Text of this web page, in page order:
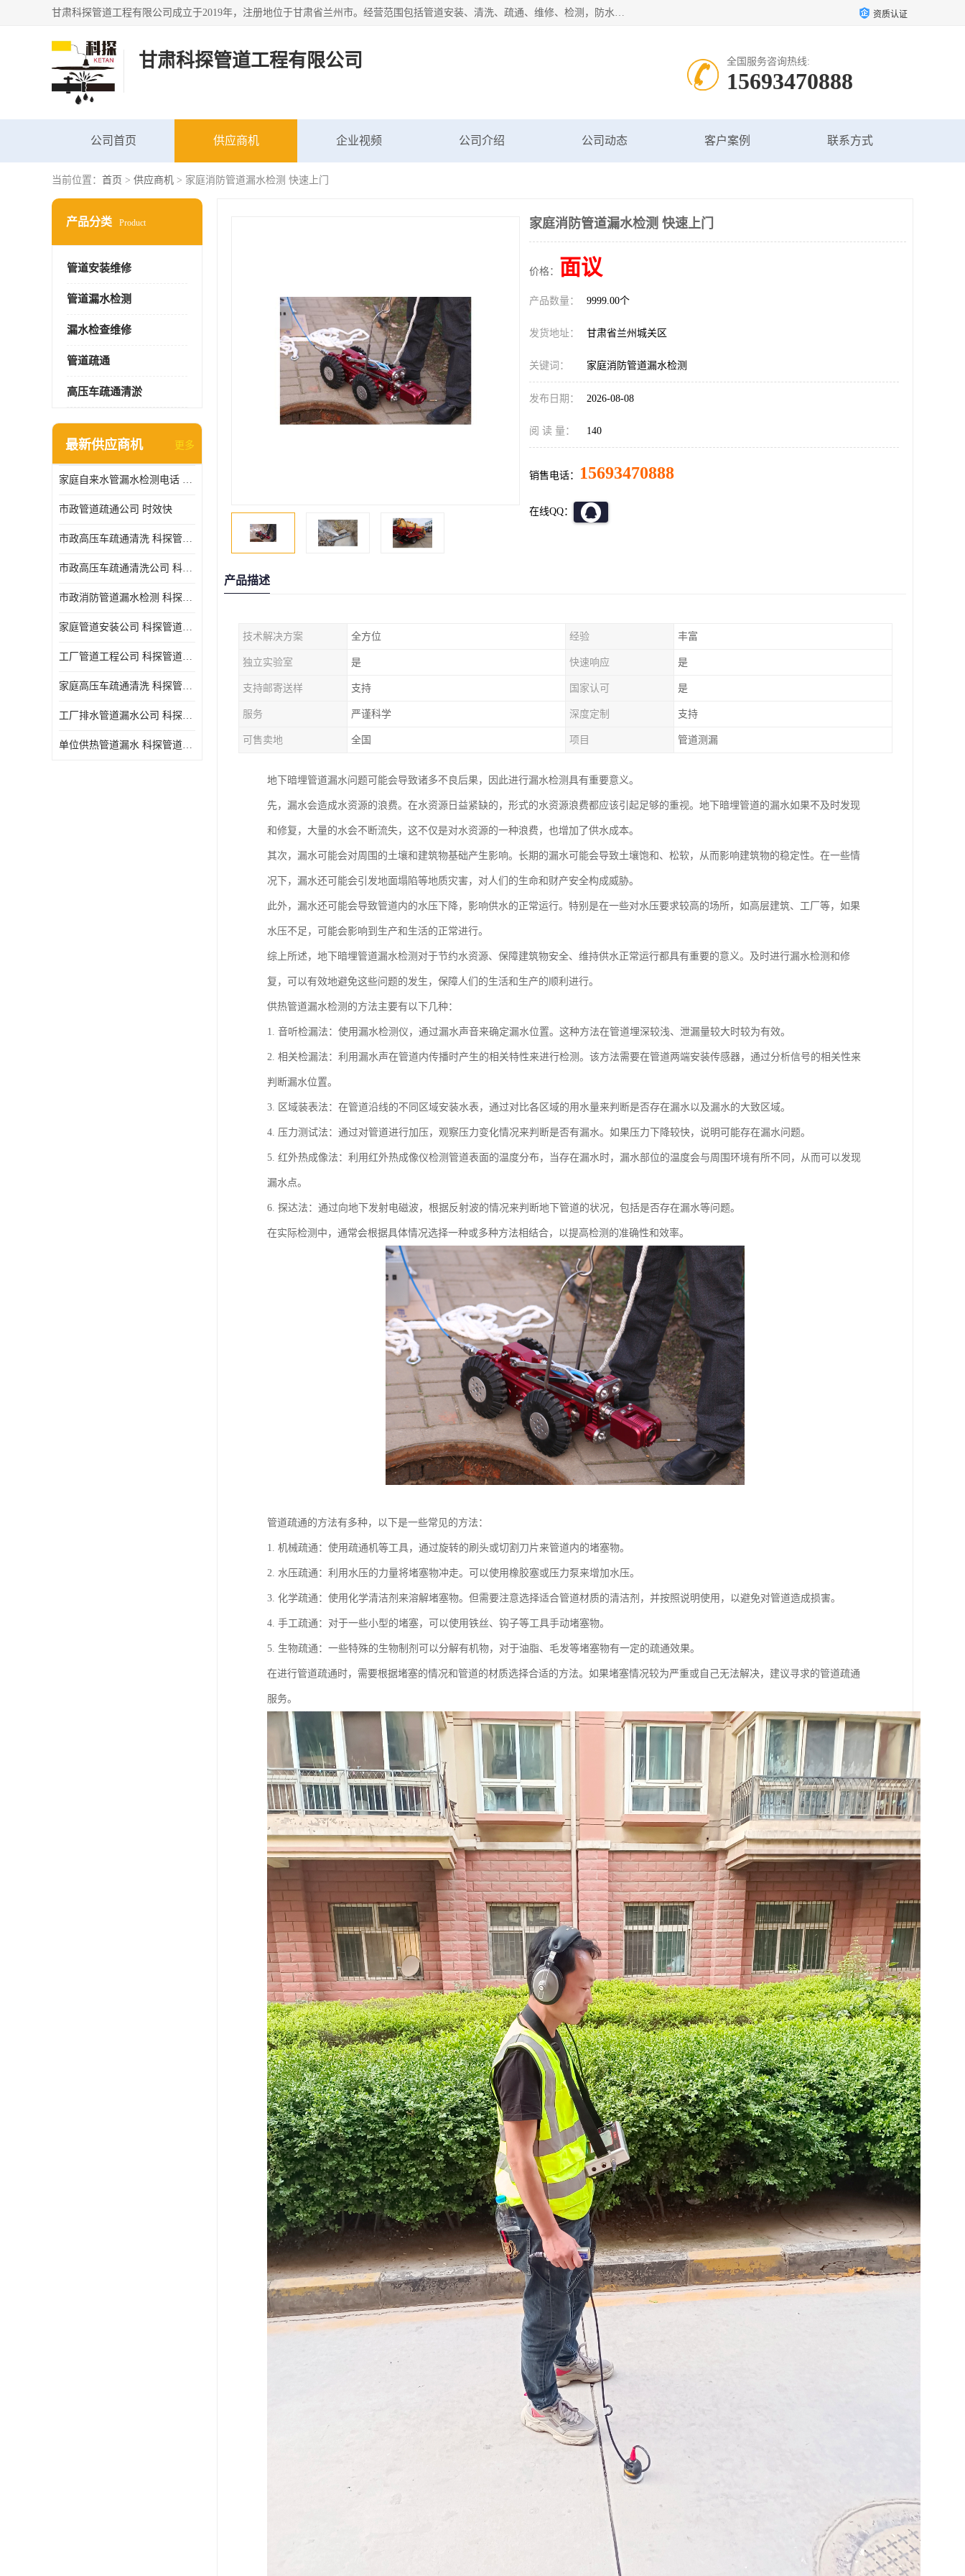
甘肃科探管道工程有限公司成立于2019年，注册地位于甘肃省兰州市。经营范围包括管道安装、清洗、疏通、维修、检测，防水工程，工程钻孔，化粪池清理，暖气安装，给排水管道安装维修，室内外管道如消防、供水、供热管道漏水检测定位，室内外防水堵漏等。 资质认证
甘肃科探管道工程有限公司 全国服务咨询热线:
15693470888
公司首页 供应商机 企业视频 公司介绍 公司动态 客户案例 联系方式
当前位置： 首页 > 供应商机 > 家庭消防管道漏水检测 快速上门
产品分类 Product
管道安装维修
管道漏水检测
漏水检查维修
管道疏通
高压车疏通清淤
最新供应商机 更多
家庭自来水管漏水检测电话 服务周到
市政管道疏通公司 时效快
市政高压车疏通清洗 科探管道工程 设备齐
市政高压车疏通清洗公司 科探管道工程 经验丰富
市政消防管道漏水检测 科探管道工程 快速上门
家庭管道安装公司 科探管道工程 团队服务
工厂管道工程公司 科探管道工程 时效快
家庭高压车疏通清洗 科探管道工程 服务周到
工厂排水管道漏水公司 科探管道工程 快速上门
单位供热管道漏水 科探管道工程 设备齐
家庭消防管道漏水检测 快速上门
价格： 面议
产品数量： 9999.00个
发货地址： 甘肃省兰州城关区
关键词： 家庭消防管道漏水检测
发布日期： 2026-08-08
阅 读 量： 140
销售电话： 15693470888
在线QQ：
产品描述
技术解决方案 全方位 经验 丰富
独立实验室 是 快速响应 是
支持邮寄送样 支持 国家认可 是
服务 严谨科学 深度定制 支持
可售卖地 全国 项目 管道测漏
地下暗埋管道漏水问题可能会导致诸多不良后果，因此进行漏水检测具有重要意义。
先，漏水会造成水资源的浪费。在水资源日益紧缺的，形式的水资源浪费都应该引起足够的重视。地下暗埋管道的漏水如果不及时发现
和修复，大量的水会不断流失，这不仅是对水资源的一种浪费，也增加了供水成本。
其次，漏水可能会对周围的土壤和建筑物基础产生影响。长期的漏水可能会导致土壤饱和、松软，从而影响建筑物的稳定性。在一些情
况下，漏水还可能会引发地面塌陷等地质灾害，对人们的生命和财产安全构成威胁。
此外，漏水还可能会导致管道内的水压下降，影响供水的正常运行。特别是在一些对水压要求较高的场所，如高层建筑、工厂等，如果
水压不足，可能会影响到生产和生活的正常进行。
综上所述，地下暗埋管道漏水检测对于节约水资源、保障建筑物安全、维持供水正常运行都具有重要的意义。及时进行漏水检测和修
复，可以有效地避免这些问题的发生，保障人们的生活和生产的顺利进行。
供热管道漏水检测的方法主要有以下几种：
1. 音听检漏法：使用漏水检测仪，通过漏水声音来确定漏水位置。这种方法在管道埋深较浅、泄漏量较大时较为有效。
2. 相关检漏法：利用漏水声在管道内传播时产生的相关特性来进行检测。该方法需要在管道两端安装传感器，通过分析信号的相关性来
判断漏水位置。
3. 区域装表法：在管道沿线的不同区域安装水表，通过对比各区域的用水量来判断是否存在漏水以及漏水的大致区域。
4. 压力测试法：通过对管道进行加压，观察压力变化情况来判断是否有漏水。如果压力下降较快，说明可能存在漏水问题。
5. 红外热成像法：利用红外热成像仪检测管道表面的温度分布，当存在漏水时，漏水部位的温度会与周围环境有所不同，从而可以发现
漏水点。
6. 探达法：通过向地下发射电磁波，根据反射波的情况来判断地下管道的状况，包括是否存在漏水等问题。
在实际检测中，通常会根据具体情况选择一种或多种方法相结合，以提高检测的准确性和效率。
管道疏通的方法有多种，以下是一些常见的方法：
1. 机械疏通：使用疏通机等工具，通过旋转的刷头或切割刀片来管道内的堵塞物。
2. 水压疏通：利用水压的力量将堵塞物冲走。可以使用橡胶塞或压力泵来增加水压。
3. 化学疏通：使用化学清洁剂来溶解堵塞物。但需要注意选择适合管道材质的清洁剂，并按照说明使用，以避免对管道造成损害。
4. 手工疏通：对于一些小型的堵塞，可以使用铁丝、钩子等工具手动堵塞物。
5. 生物疏通：一些特殊的生物制剂可以分解有机物，对于油脂、毛发等堵塞物有一定的疏通效果。
在进行管道疏通时，需要根据堵塞的情况和管道的材质选择合适的方法。如果堵塞情况较为严重或自己无法解决，建议寻求的管道疏通
服务。